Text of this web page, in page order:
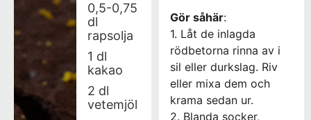
0,5-0,75
dl
rapsolja
1 dl
kakao
2 dl
vetemjöl
Gör såhär:
1. Låt de inlagda
rödbetorna rinna av i
sil eller durkslag. Riv
eller mixa dem och
krama sedan ur.
2. Blanda socker,